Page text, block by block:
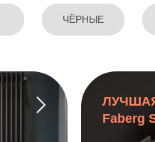
ЧЁРНЫЕ
Faberg